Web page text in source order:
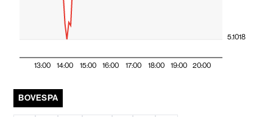
13:00 14:00 15:00 16:00 17:00 18:00 19:00 20:00
5.1018
BOVESPA